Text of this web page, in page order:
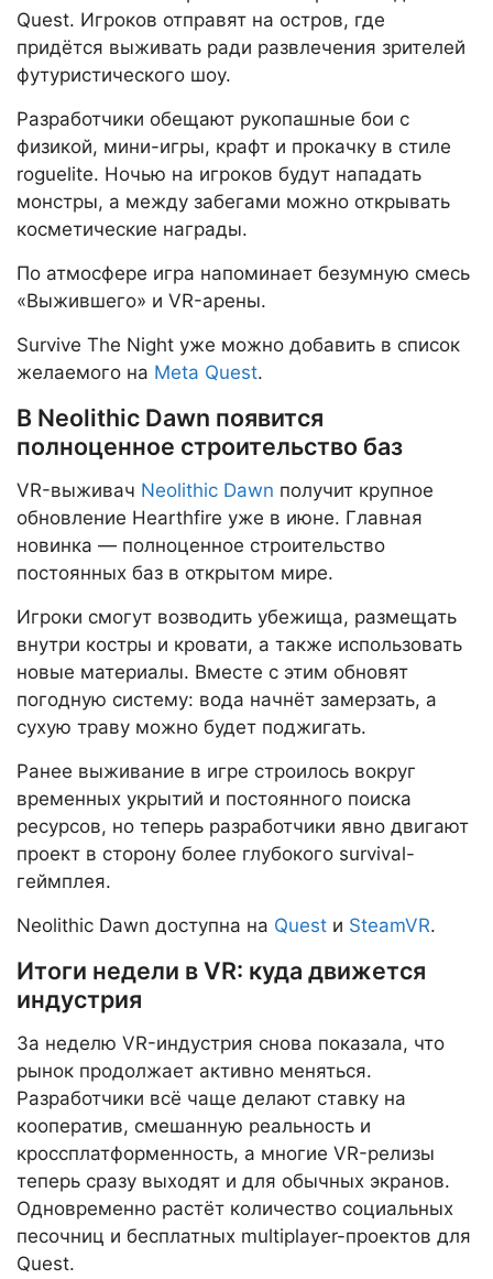
Quest. Игроков отправят на остров, где
придётся выживать ради развлечения зрителей
футуристического шоу.
Разработчики обещают рукопашные бои с
физикой, мини-игры, крафт и прокачку в стиле
roguelite. Ночью на игроков будут нападать
монстры, а между забегами можно открывать
косметические награды.
По атмосфере игра напоминает безумную смесь
«Выжившего» и VR-арены.
Survive The Night уже можно добавить в список
желаемого на Meta Quest.
В Neolithic Dawn появится
полноценное строительство баз
VR-выживач Neolithic Dawn получит крупное
обновление Hearthfire уже в июне. Главная
новинка — полноценное строительство
постоянных баз в открытом мире.
Игроки смогут возводить убежища, размещать
внутри костры и кровати, а также использовать
новые материалы. Вместе с этим обновят
погодную систему: вода начнёт замерзать, а
сухую траву можно будет поджигать.
Ранее выживание в игре строилось вокруг
временных укрытий и постоянного поиска
ресурсов, но теперь разработчики явно двигают
проект в сторону более глубокого survival-
геймплея.
Neolithic Dawn доступна на Quest и SteamVR.
Итоги недели в VR: куда движется
индустрия
За неделю VR-индустрия снова показала, что
рынок продолжает активно меняться.
Разработчики всё чаще делают ставку на
кооператив, смешанную реальность и
кроссплатформенность, а многие VR-релизы
теперь сразу выходят и для обычных экранов.
Одновременно растёт количество социальных
песочниц и бесплатных multiplayer-проектов для
Quest.